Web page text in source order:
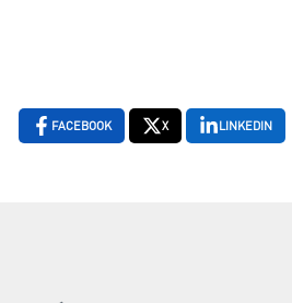
FACEBOOK X LINKEDIN